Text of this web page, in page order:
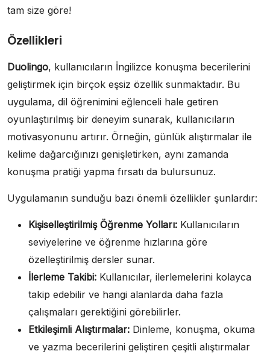
tam size göre!
Özellikleri
Duolingo, kullanıcıların İngilizce konuşma becerilerini
geliştirmek için birçok eşsiz özellik sunmaktadır. Bu
uygulama, dil öğrenimini eğlenceli hale getiren
oyunlaştırılmış bir deneyim sunarak, kullanıcıların
motivasyonunu artırır. Örneğin, günlük alıştırmalar ile
kelime dağarcığınızı genişletirken, aynı zamanda
konuşma pratiği yapma fırsatı da bulursunuz.
Uygulamanın sunduğu bazı önemli özellikler şunlardır:
Kişiselleştirilmiş Öğrenme Yolları: Kullanıcıların
seviyelerine ve öğrenme hızlarına göre
özelleştirilmiş dersler sunar.
İlerleme Takibi: Kullanıcılar, ilerlemelerini kolayca
takip edebilir ve hangi alanlarda daha fazla
çalışmaları gerektiğini görebilirler.
Etkileşimli Alıştırmalar: Dinleme, konuşma, okuma
ve yazma becerilerini geliştiren çeşitli alıştırmalar